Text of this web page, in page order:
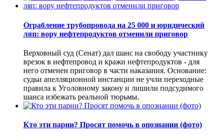
Ограбление трубопровода на 25 000 и юридический
ляп: вору нефтепродуктов отменили приговор
Верховный суд (Сенат) дал шанс на свободу участнику
врезок в нефтепровод и кражи нефтепродуктов - для
него отменен приговор в части наказания. Основание:
судьи апелляционной инстанции не учли переходные
правила к Уголовному закону и лишили подсудимого
шанса избежать реальной тюрьмы.
Кто эти парни? Просят помочь в опознании (фото)